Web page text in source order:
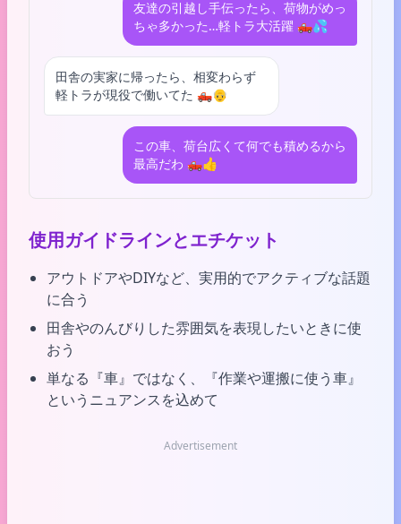
友達の引越し手伝ったら、荷物がめっ
ちゃ多かった…軽トラ大活躍 🛻💦
田舎の実家に帰ったら、相変わらず
軽トラが現役で働いてた 🛻👴
この車、荷台広くて何でも積めるから
最高だわ 🛻👍
使用ガイドラインとエチケット
アウトドアやDIYなど、実用的でアクティブな話題
に合う
田舎やのんびりした雰囲気を表現したいときに使
おう
単なる『車』ではなく、『作業や運搬に使う車』
というニュアンスを込めて
Advertisement